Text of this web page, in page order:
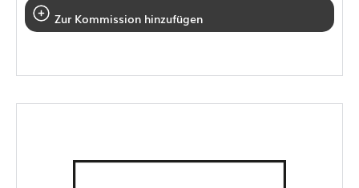
Zur Kommission hinzufügen